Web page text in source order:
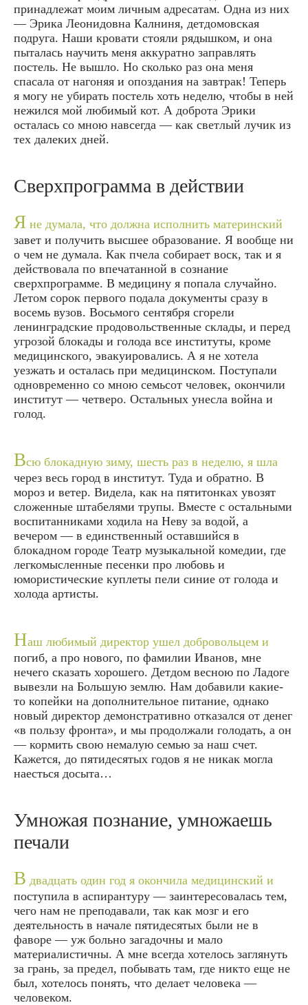
принадлежат моим личным адресатам. Одна из них
— Эрика Леонидовна Калниня, детдомовская
подруга. Наши кровати стояли рядышком, и она
пыталась научить меня аккуратно заправлять
постель. Не вышло. Но сколько раз она меня
спасала от нагоняя и опоздания на завтрак! Теперь
я могу не убирать постель хоть неделю, чтобы в ней
нежился мой любимый кот. А доброта Эрики
осталась со мною навсегда — как светлый лучик из
тех далеких дней.
Сверхпрограмма в действии
Я не думала, что должна исполнить материнский
завет и получить высшее образование. Я вообще ни
о чем не думала. Как пчела собирает воск, так и я
действовала по впечатанной в сознание
сверхпрограмме. В медицину я попала случайно.
Летом сорок первого подала документы сразу в
восемь вузов. Восьмого сентября сгорели
ленинградские продовольственные склады, и перед
угрозой блокады и голода все институты, кроме
медицинского, эвакуировались. А я не хотела
уезжать и осталась при медицинском. Поступали
одновременно со мною семьсот человек, окончили
институт — четверо. Остальных унесла война и
голод.
Всю блокадную зиму, шесть раз в неделю, я шла
через весь город в институт. Туда и обратно. В
мороз и ветер. Видела, как на пятитонках увозят
сложенные штабелями трупы. Вместе с остальными
воспитанниками ходила на Неву за водой, а
вечером — в единственный оставшийся в
блокадном городе Театр музыкальной комедии, где
легкомысленные песенки про любовь и
юмористические куплеты пели синие от голода и
холода артисты.
Наш любимый директор ушел добровольцем и
погиб, а про нового, по фамилии Иванов, мне
нечего сказать хорошего. Детдом весною по Ладоге
вывезли на Большую землю. Нам добавили какие-
то копейки на дополнительное питание, однако
новый директор демонстративно отказался от денег
«в пользу фронта», и мы продолжали голодать, а он
— кормить свою немалую семью за наш счет.
Кажется, до пятидесятых годов я не никак могла
наесться досыта…
Умножая познание, умножаешь
печали
В двадцать один год я окончила медицинский и
поступила в аспирантуру — заинтересовалась тем,
чего нам не преподавали, так как мозг и его
деятельность в начале пятидесятых были не в
фаворе — уж больно загадочны и мало
материалистичны. А мне всегда хотелось заглянуть
за грань, за предел, побывать там, где никто еще не
был, хотелось понять, что делает человека —
человеком.